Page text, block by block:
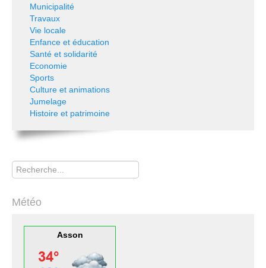
Municipalité
Travaux
Vie locale
Enfance et éducation
Santé et solidarité
Economie
Sports
Culture et animations
Jumelage
Histoire et patrimoine
Rechercher
Météo
Asson